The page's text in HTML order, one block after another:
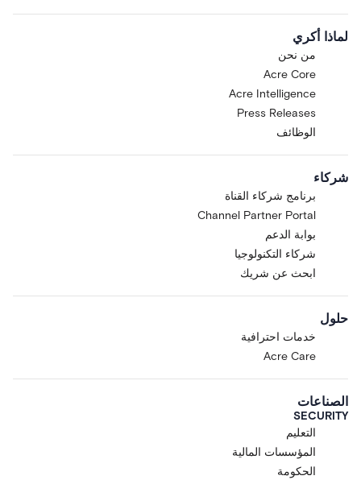
لماذا أكري
من نحن
Acre Core
Acre Intelligence
Press Releases
الوظائف
شركاء
برنامج شركاء القناة
Channel Partner Portal
بوابة الدعم
شركاء التكنولوجيا
ابحث عن شريك
حلول
خدمات احترافية
Acre Care
الصناعات
SECURITY
التعليم
المؤسسات المالية
الحكومة